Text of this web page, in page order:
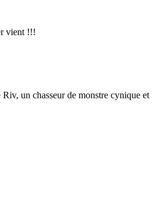
vient !!!
un chasseur de monstre cynique et